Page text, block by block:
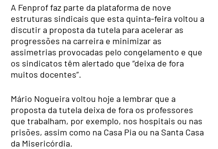
A Fenprof faz parte da plataforma de nove
estruturas sindicais que esta quinta-feira voltou a
discutir a proposta da tutela para acelerar as
progressões na carreira e minimizar as
assimetrias provocadas pelo congelamento e que
os sindicatos têm alertado que “deixa de fora
muitos docentes”.
Mário Nogueira voltou hoje a lembrar que a
proposta da tutela deixa de fora os professores
que trabalham, por exemplo, nos hospitais ou nas
prisões, assim como na Casa Pia ou na Santa Casa
da Misericórdia.